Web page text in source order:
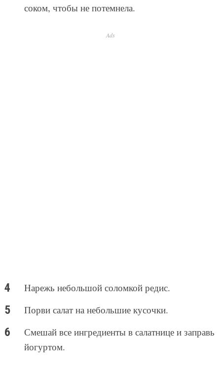
соком, чтобы не потемнела.
Ads
Нарежь небольшой соломкой редис.
Порви салат на небольшие кусочки.
Смешай все ингредиенты в салатнице и заправь
йогуртом.